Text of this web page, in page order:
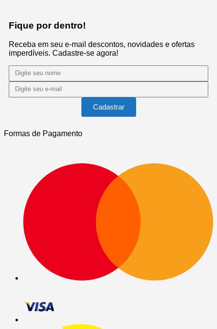
Fique por dentro!
Receba em seu e-mail descontos, novidades e ofertas
imperdíveis. Cadastre-se agora!
Cadastrar
Formas de Pagamento